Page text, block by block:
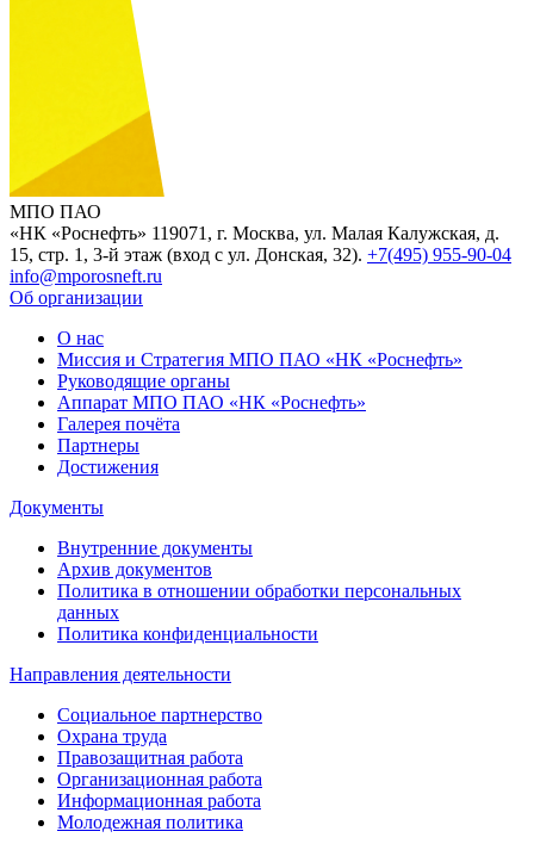
МПО ПАО
«НК «Роснефть» 119071, г. Москва, ул. Малая Калужская, д.
15, стр. 1, 3-й этаж (вход с ул. Донская, 32). +7(495) 955-90-04
info@mporosneft.ru
Об организации
О нас
Миссия и Стратегия МПО ПАО «НК «Роснефть»
Руководящие органы
Аппарат МПО ПАО «НК «Роснефть»
Галерея почёта
Партнеры
Достижения
Документы
Внутренние документы
Архив документов
Политика в отношении обработки персональных
данных
Политика конфиденциальности
Направления деятельности
Социальное партнерство
Охрана труда
Правозащитная работа
Организационная работа
Информационная работа
Молодежная политика